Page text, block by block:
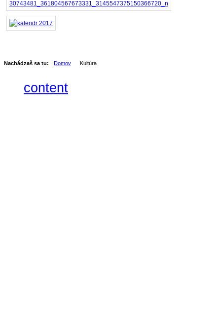
Nachádzaš sa tu: Domov Kultúra
content